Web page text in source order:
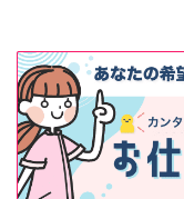
九州・沖縄
美容外科、
循環器内科など
年収
年収500万円以上など